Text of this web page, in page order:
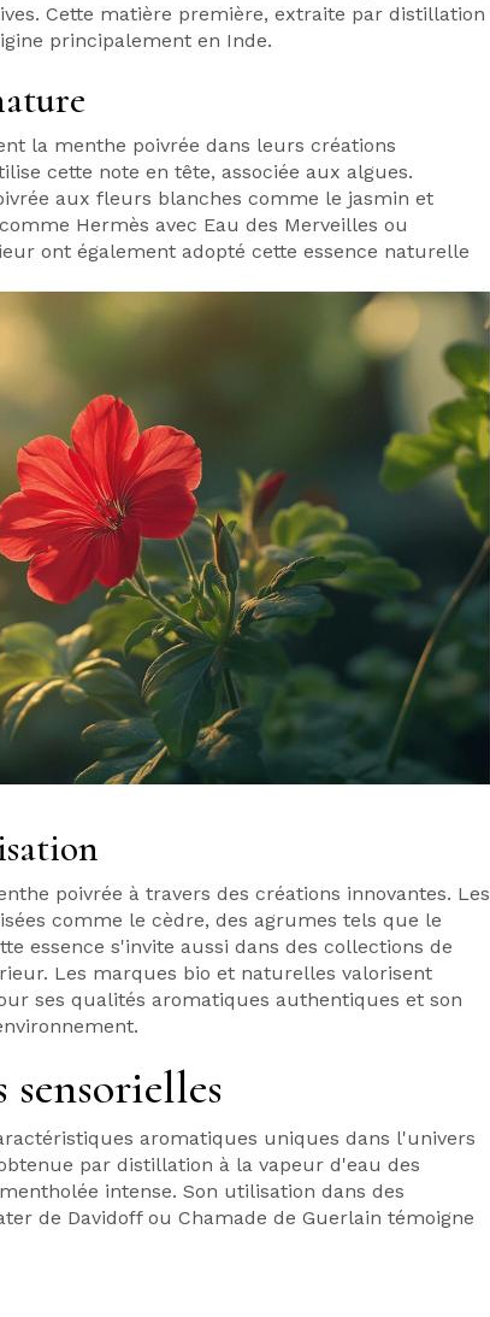
Cette matière première, extraite par distillation
principalement en Inde.
la menthe poivrée dans leurs créations
cette note en tête, associée aux algues.
aux fleurs blanches comme le jasmin et
Hermès avec Eau des Merveilles ou
ont également adopté cette essence naturelle
poivrée à travers des créations innovantes. Les
comme le cèdre, des agrumes tels que le
essence s'invite aussi dans des collections de
Les marques bio et naturelles valorisent
ses qualités aromatiques authentiques et son
aromatiques uniques dans l'univers
par distillation à la vapeur d'eau des
intense. Son utilisation dans des
de Davidoff ou Chamade de Guerlain témoigne